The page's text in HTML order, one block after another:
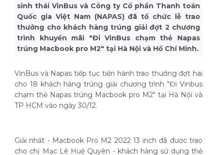
sinh thái VinBus và Công ty Cổ phần Thanh toán
Quốc gia Việt Nam (NAPAS) đã tổ chức lễ trao
thưởng cho khách hàng trúng giải đợt 2 chương
trình khuyến mãi "Đi VinBus chạm thẻ Napas
trúng Macbook pro M2" tại Hà Nội và Hồ Chí Minh.
VinBus và Napas tiếp tục tiến hành trao thưởng đợt hai
cho 18 khách hàng trúng giải chương trình "Đi Vinbus
chạm thẻ Napas trúng Macbook pro M2" tại Hà Nội và
TP HCM vào ngày 30/12.
Giải nhất - Macbook Pro M2 2022 13 inch đã được trao
cho chị Mạc Lê Huệ Quyên - khách hàng sử dụng thẻ